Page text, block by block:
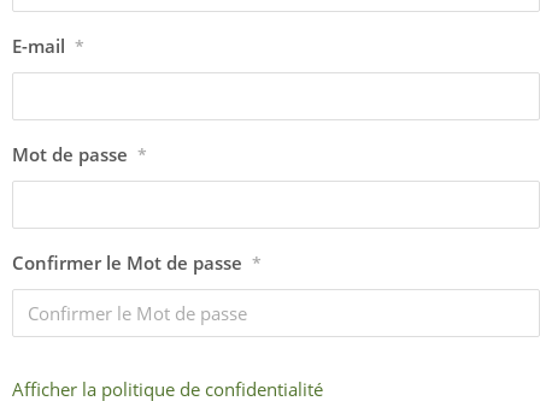
E-mail *
Mot de passe *
Confirmer le Mot de passe *
Afficher la politique de confidentialité